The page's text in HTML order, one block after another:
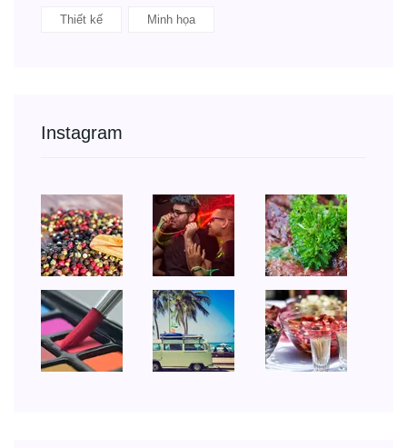
Thiết kế Minh họa
Instagram